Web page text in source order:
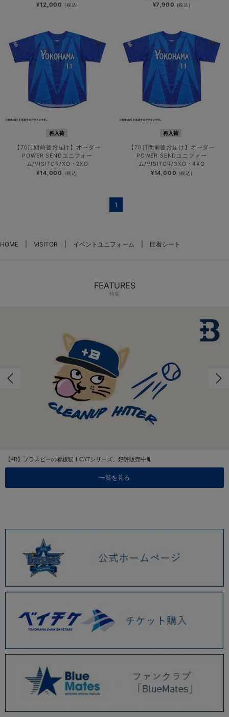
¥12,000 (税込) ¥7,900 (税込)
再入荷
【70日間前後お届け】オーダー
POWER SENDユニフォー
ム/VISITOR/XO・2XO
¥14,000 (税込)
再入荷
【70日間前後お届け】オーダー
POWER SENDユニフォー
ム/VISITOR/3XO・4XO
¥14,000 (税込)
1
HOME VISITOR イベントユニフォーム 圧着シート
FEATURES
特集
【+B】プラスビーの看板猫！CATシリーズ、好評販売中🐈
一覧を見る